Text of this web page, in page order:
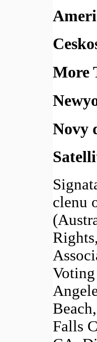
More
Novy
clenu
Falls